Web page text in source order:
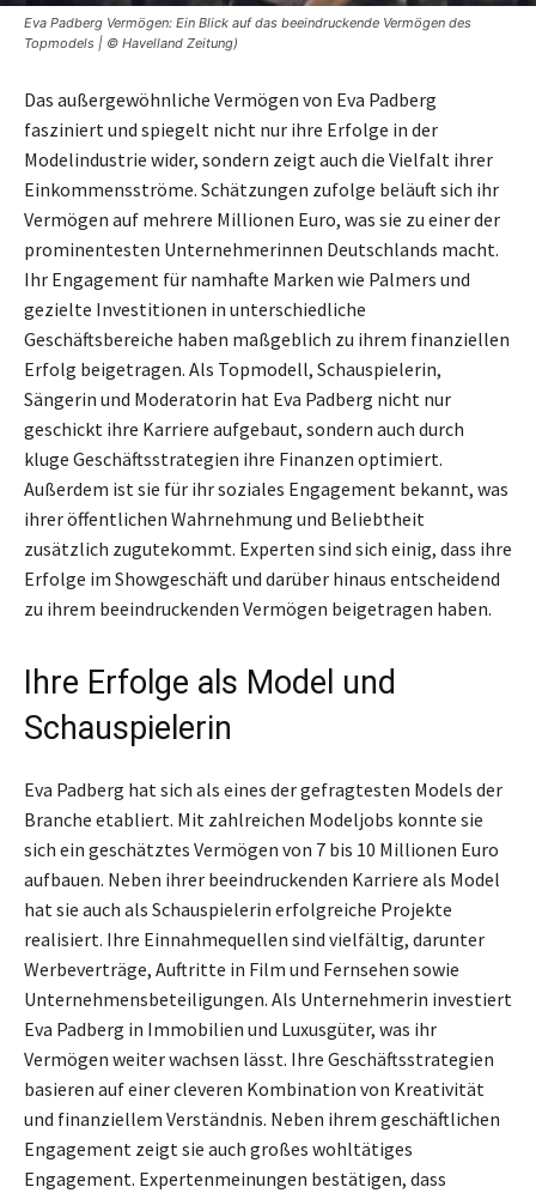
Eva Padberg Vermögen: Ein Blick auf das beeindruckende Vermögen des
Topmodels | © Havelland Zeitung)
Das außergewöhnliche Vermögen von Eva Padberg
fasziniert und spiegelt nicht nur ihre Erfolge in der
Modelindustrie wider, sondern zeigt auch die Vielfalt ihrer
Einkommensströme. Schätzungen zufolge beläuft sich ihr
Vermögen auf mehrere Millionen Euro, was sie zu einer der
prominentesten Unternehmerinnen Deutschlands macht.
Ihr Engagement für namhafte Marken wie Palmers und
gezielte Investitionen in unterschiedliche
Geschäftsbereiche haben maßgeblich zu ihrem finanziellen
Erfolg beigetragen. Als Topmodell, Schauspielerin,
Sängerin und Moderatorin hat Eva Padberg nicht nur
geschickt ihre Karriere aufgebaut, sondern auch durch
kluge Geschäftsstrategien ihre Finanzen optimiert.
Außerdem ist sie für ihr soziales Engagement bekannt, was
ihrer öffentlichen Wahrnehmung und Beliebtheit
zusätzlich zugutekommt. Experten sind sich einig, dass ihre
Erfolge im Showgeschäft und darüber hinaus entscheidend
zu ihrem beeindruckenden Vermögen beigetragen haben.
Ihre Erfolge als Model und
Schauspielerin
Eva Padberg hat sich als eines der gefragtesten Models der
Branche etabliert. Mit zahlreichen Modeljobs konnte sie
sich ein geschätztes Vermögen von 7 bis 10 Millionen Euro
aufbauen. Neben ihrer beeindruckenden Karriere als Model
hat sie auch als Schauspielerin erfolgreiche Projekte
realisiert. Ihre Einnahmequellen sind vielfältig, darunter
Werbeverträge, Auftritte in Film und Fernsehen sowie
Unternehmensbeteiligungen. Als Unternehmerin investiert
Eva Padberg in Immobilien und Luxusgüter, was ihr
Vermögen weiter wachsen lässt. Ihre Geschäftsstrategien
basieren auf einer cleveren Kombination von Kreativität
und finanziellem Verständnis. Neben ihrem geschäftlichen
Engagement zeigt sie auch großes wohltätiges
Engagement. Expertenmeinungen bestätigen, dass